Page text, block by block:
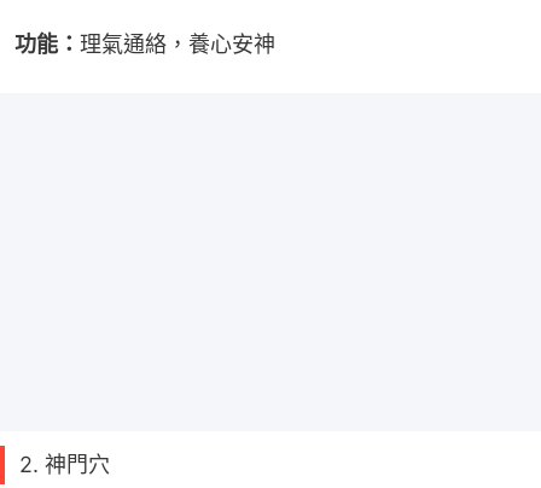
功能： 理氣通絡，養心安神
2. 神門穴